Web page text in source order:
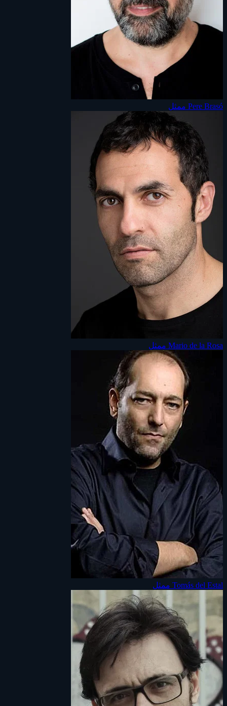
Pere Brasó ممثل
Mario de la Rosa ممثل
Tomás del Estal ممثل